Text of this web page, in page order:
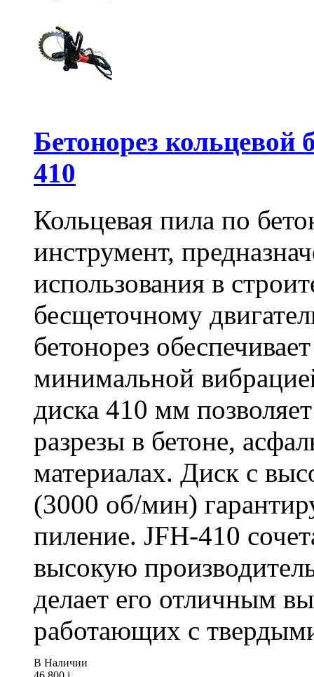
Бетонорез
410
Кольцевая пила по
инструмент,
использования в
бесщеточному
бетонорез
минимальной
диска 410 мм
разрезы в бетоне,
материалах. Диск с
(3000 об/мин)
пиление. JFH-410
высокую
делает его отличным
работающих с
В Наличии